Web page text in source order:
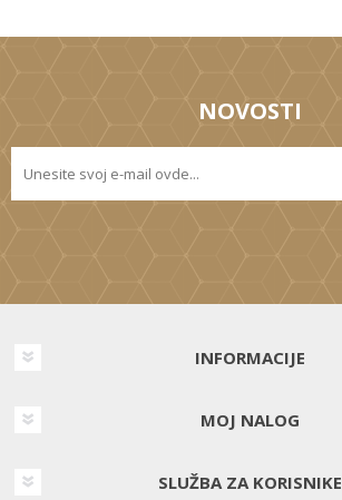
NOVOSTI
INFORMACIJE
MOJ NALOG
SLUŽBA ZA KORISNIKE